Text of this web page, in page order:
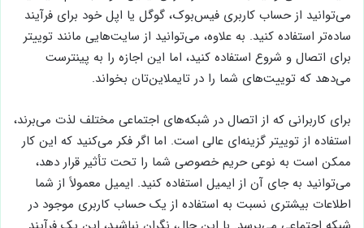
می‌توانید از حساب کاربری فیس‌بوک، گوگل یا اپل خود برای فرآیند
ساده‌تر استفاده کنید. به علاوه، می‌توانید از سایت‌هایی مانند توییتر
برای اتصال و شروع استفاده کنید، اما این اجازه را به پینترست
می‌دهد که توییت‌های شما را در تایملاین‌تان بخواند.
برای کاربرانی که از اتصال در شبکه‌های اجتماعی مختلف لذت می‌برند،
استفاده از توییتر گزینه‌ای عالی است. اما اگر فکر می‌کنید که این کار
ممکن است به نوعی حریم خصوصی شما را تحت تأثیر قرار دهد،
می‌توانید به جای آن از ایمیل استفاده کنید. ایمیل معمولاً از شما
اطلاعات بیشتری نسبت به استفاده از یک حساب کاربری موجود در